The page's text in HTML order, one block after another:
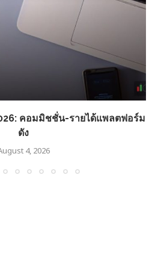
คอมมิชชั่น-รายได้แพลตฟอร์ม
ดัง
4, 2026